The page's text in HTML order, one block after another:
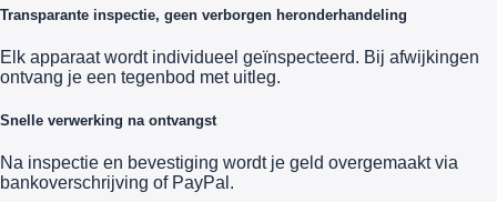
Transparante inspectie, geen verborgen heronderhandeling
Elk apparaat wordt individueel geïnspecteerd. Bij afwijkingen
ontvang je een tegenbod met uitleg.
Snelle verwerking na ontvangst
Na inspectie en bevestiging wordt je geld overgemaakt via
bankoverschrijving of PayPal.